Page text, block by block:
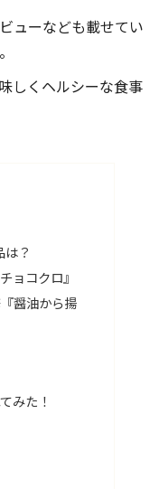
ューなども載せてい
しくヘルシーな食事
？
ョコクロ』
醤油から揚
みた！